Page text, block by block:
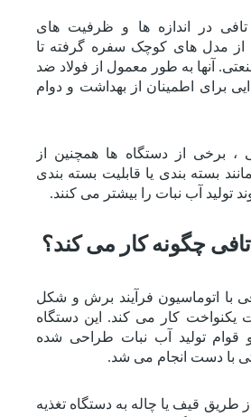
در اندازه ها و ظرفیت های
از مدل های کوچک سفره گرفته تا
آنها به طور معمول از فولاد ضد
برای اطمینان از بهداشت و دوام
، برخی از دستگاه ها همچنین از
بسته بندی یا قابلیت بسته بندی
تولید آب نبات را بیشتر می کنند.
چگونه کار می کند؟
با اتوماسیون فرآیند برش و شکل
یکنواخت کار می کند. این دستگاه
و قوام تولید آب نبات طراحی شده
با دست انجام می شد.
طریق قیف یا چاله به دستگاه تغذیه